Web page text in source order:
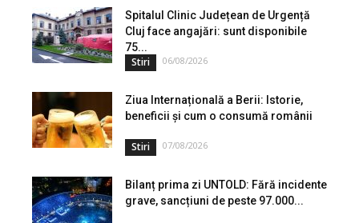
Spitalul Clinic Județean de Urgență
Cluj face angajări: sunt disponibile
75...
Stiri 06/08/2026
Ziua Internațională a Berii: Istorie,
beneficii și cum o consumă românii
Stiri 07/08/2026
Bilanț prima zi UNTOLD: Fără incidente
grave, sancțiuni de peste 97.000...